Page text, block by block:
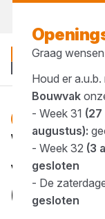
isolatie Blog
Wat is
(VIP)?
Graag
Houd er
Bouwvak
- Week 31 (27
augustus):
- Week 32 (3
gesloten
- De
gesloten